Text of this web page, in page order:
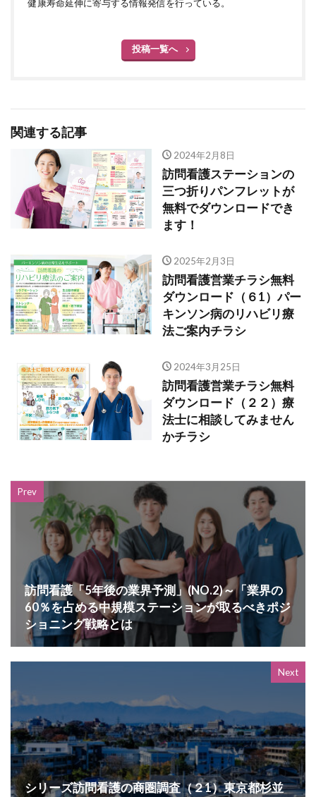
健康寿命延伸に寄与する情報発信を行っている。
投稿一覧へ
関連する記事
2024年2月8日
訪問看護ステーションの
三つ折りパンフレットが
無料でダウンロードでき
ます！
2025年2月3日
訪問看護営業チラシ無料
ダウンロード（６1）パー
キンソン病のリハビリ療
法ご案内チラシ
2024年3月25日
訪問看護営業チラシ無料
ダウンロード（２２）療
法士に相談してみません
かチラシ
Prev
訪問看護「5年後の業界予測」(NO.2)～「業界の
60％を占める中規模ステーションが取るべきポジ
ショニング戦略とは
Next
シリーズ訪問看護の商圏調査（２1）東京都杉並